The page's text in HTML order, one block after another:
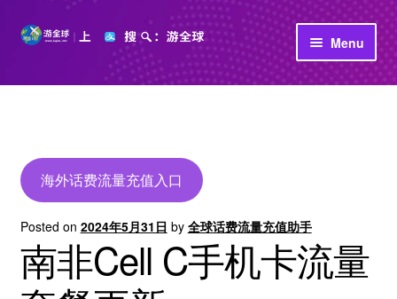
Skip
Skip
Menu
首页
公司介绍
海外话费流量充值入口
Posted on 2024年5月31日 by 全球话费流量充值助手
南非Cell C手机卡流量